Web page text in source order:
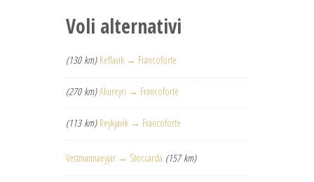
Voli alternativi
(130 km) Keflavik → Francoforte
(270 km) Akureyri → Francoforte
(113 km) Reykjavik → Francoforte
Vestmannaeyjar → Stoccarda (157 km)